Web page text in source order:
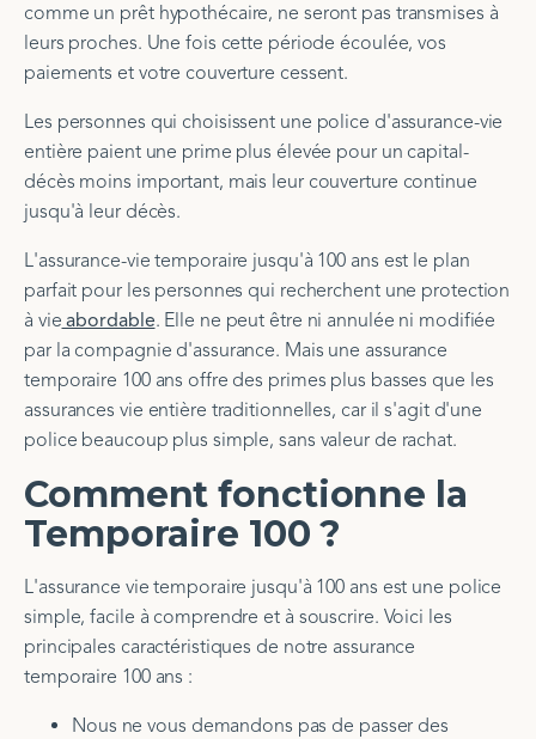
comme un prêt hypothécaire, ne seront pas transmises à
leurs proches. Une fois cette période écoulée, vos
paiements et votre couverture cessent.
Les personnes qui choisissent une police d'assurance-vie
entière paient une prime plus élevée pour un capital-
décès moins important, mais leur couverture continue
jusqu'à leur décès.
L'assurance-vie temporaire jusqu'à 100 ans est le plan
parfait pour les personnes qui recherchent une protection
à vie abordable. Elle ne peut être ni annulée ni modifiée
par la compagnie d'assurance. Mais une assurance
temporaire 100 ans offre des primes plus basses que les
assurances vie entière traditionnelles, car il s'agit d'une
police beaucoup plus simple, sans valeur de rachat.
Comment fonctionne la
Temporaire 100 ?
L'assurance vie temporaire jusqu'à 100 ans est une police
simple, facile à comprendre et à souscrire. Voici les
principales caractéristiques de notre assurance
temporaire 100 ans :
Nous ne vous demandons pas de passer des